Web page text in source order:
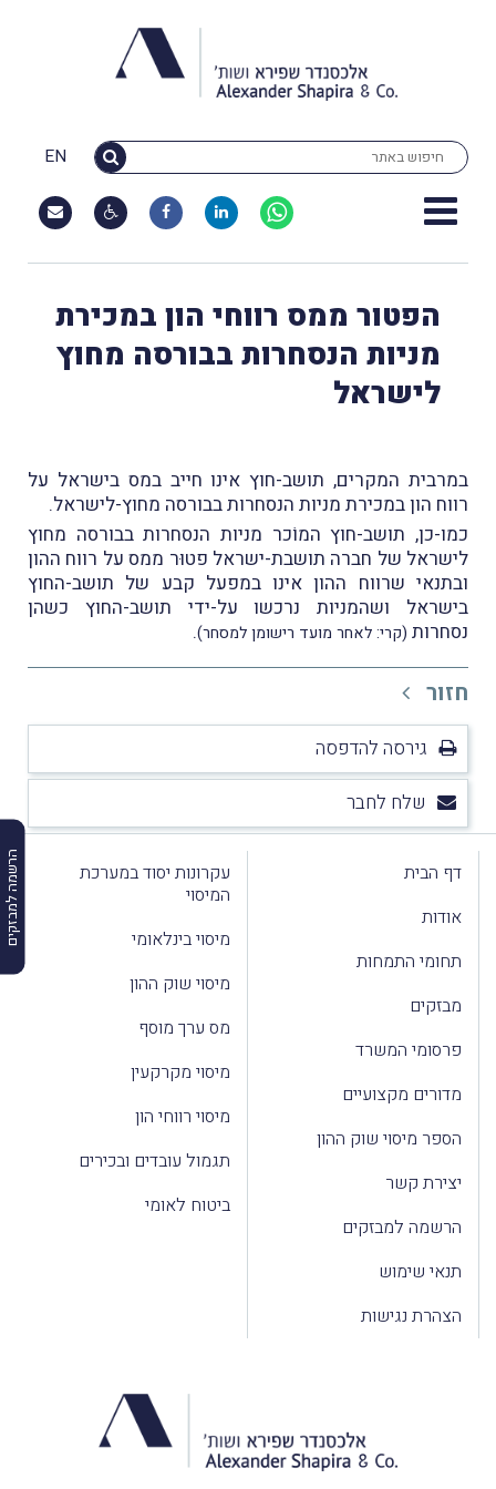
EN
הרשמה למבזקים
הפטור ממס רווחי הון במכירת
מניות הנסחרות בבורסה מחוץ
לישראל
במרבית המקרים, תושב-חוץ אינו חייב במס בישראל על
רווח הון במכירת מניות הנסחרות בבורסה מחוץ-לישראל.
כמו-כן, תושב-חוץ המוֹכר מניות הנסחרות בבורסה מחוץ
לישראל של חברה תושבת-ישראל פטוּר ממס על רווח ההון
ובתנאי שרווח ההון אינו במפעל קבע של תושב-החוץ
בישראל ושהמניות נרכשו על-ידי תושב-החוץ כשהן
נסחרות (קרי: לאחר מועד רישומן למסחר).
חזור
גירסה להדפסה
שלח לחבר
דף הבית
אודות
תחומי התמחות
מבזקים
פרסומי המשרד
מדורים מקצועיים
הספר מיסוי שוק ההון
יצירת קשר
הרשמה למבזקים
תנאי שימוש
הצהרת נגישות
עקרונות יסוד במערכת
המיסוי
מיסוי בינלאומי
מיסוי שוק ההון
מס ערך מוסף
מיסוי מקרקעין
מיסוי רווחי הון
תגמול עובדים ובכירים
ביטוח לאומי